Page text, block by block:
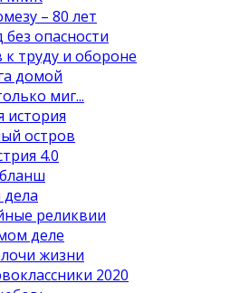
– 80 лет
без опасности
к труду и обороне
домой
миг...
история
остров
4.0
реликвии
деле
жизни
2020